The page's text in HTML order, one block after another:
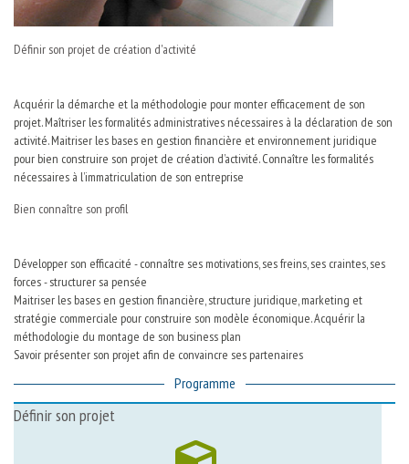
Définir son projet de création d'activité
Acquérir la démarche et la méthodologie pour monter efficacement de son
projet. Maîtriser les formalités administratives nécessaires à la déclaration de son
activité. Maitriser les bases en gestion financière et environnement juridique
pour bien construire son projet de création d’activité. Connaître les formalités
nécessaires à l’immatriculation de son entreprise
Bien connaître son profil
Développer son efficacité - connaître ses motivations, ses freins, ses craintes, ses
forces - structurer sa pensée
Maitriser les bases en gestion financière, structure juridique, marketing et
stratégie commerciale pour construire son modèle économique. Acquérir la
méthodologie du montage de son business plan
Savoir présenter son projet afin de convaincre ses partenaires
Programme
Définir son projet